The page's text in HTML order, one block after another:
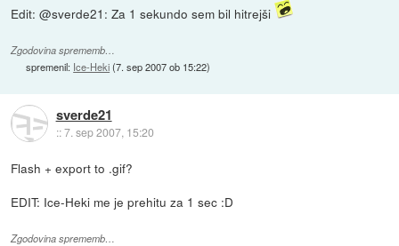
Edit: @sverde21: Za 1 sekundo sem bil hitrejši
Zgodovina sprememb…
spremenil: Ice-Heki(7. sep 2007 ob 15:22)
sverde21
::7. sep 2007, 15:20
Flash + export to .gif?
EDIT: Ice-Heki me je prehitu za 1 sec :D
Zgodovina sprememb…